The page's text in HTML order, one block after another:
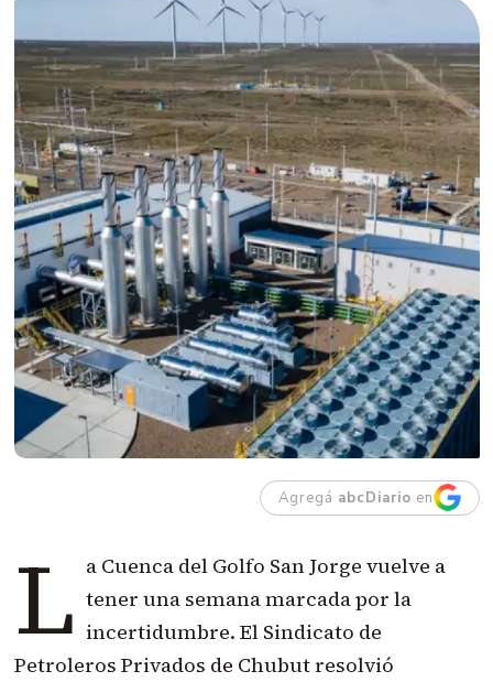
Agregá abcDiario en
L a Cuenca del Golfo San Jorge vuelve a
tener una semana marcada por la
incertidumbre. El Sindicato de
Petroleros Privados de Chubut resolvió